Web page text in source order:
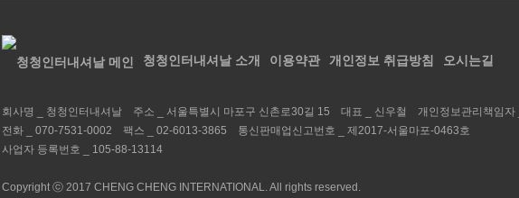
청청인터내셔날 소개 이용약관 개인정보 취급방침 오시는길
회사명 _ 청청인터내셔날 주소 _ 서울특별시 마포구 신촌로30길 15 대표 _ 신우철 개인정보관리책임자 _
전화 _
070-7531-0002 팩스 _ 02-6013-3865 통신판매업신고번호 _
제2017-서울마포-0463호
사업자 등록번호 _
105-88-13114
Copyright ⓒ 2017 CHENG CHENG INTERNATIONAL. All rights reserved.